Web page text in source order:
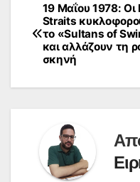
Πλοήγηση
άρθρων
19 Μαΐου 1978: Οι
Straits
το «Sultans of
και αλλάζουν τη
σκηνή